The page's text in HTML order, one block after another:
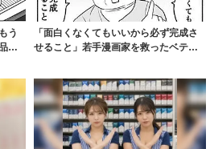
う
愛
「面白くなくてもいいから必ず完成さ
せること」若手漫画家を救ったベテラ